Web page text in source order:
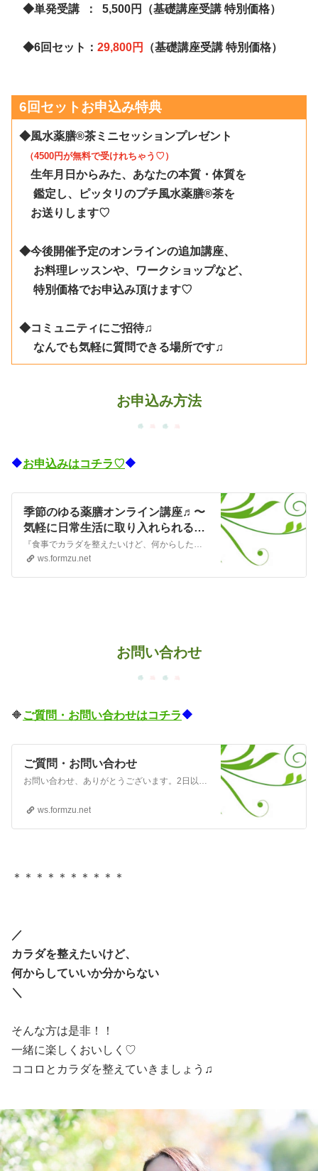
◆単発受講 ： 5,500円（基礎講座受講 特別価格）
◆6回セット： 29,800円 （基礎講座受講 特別価格）
6回セットお申込み特典
◆風水薬膳®︎茶ミニセッションプレゼント
（4500円が無料で受けれちゃう♡）
生年月日からみた、あなたの本質・体質を
鑑定し、ピッタリのプチ風水薬膳®︎茶を
お送りします♡
◆今後開催予定のオンラインの追加講座、
お料理レッスンや、ワークショップなど、
特別価格でお申込み頂けます♡
◆コミュニティにご招待♫
なんでも気軽に質問できる場所です♫
お申込み方法
🔶お申込みはコチラ♡🔶
季節のゆる薬膳オンライン講座♬〜
気軽に日常生活に取り入れられる薬
膳〜
『食事でカラダを整えたいけど、何からしたらいいかよく分からない…』そんなあなた♡大丈夫ですよ♡ここで言う≪薬膳≫は「普通のごはん」です。そして≪おばあちゃんの知恵袋≫のような、自然に合わせた「あたりまえ」の暮らし方です。ゆるっと楽しみながら、毎日少しずつ取り入れて、楽しくおいしく♡ココロとカラダを整えましょう♡＊＊＊＊＊確認致しましたら、折り返し、詳細情報を…
ws.formzu.net
お問い合わせ
🔶ご質問・お問い合わせはコチラ🔶
ご質問・お問い合わせ
お問い合わせ、ありがとうございます。2日以上経っても返信が無い場合は、恐れ入りますが、下記までご連絡をお願い致します。mikity.0720.mura@gmail.com
ws.formzu.net
＊＊＊＊＊＊＊＊＊＊
／
カラダを整えたいけど、
何からしていいか分からない
＼
そんな方は是非！！
一緒に楽しくおいしく♡
ココロとカラダを整えていきましょう♫